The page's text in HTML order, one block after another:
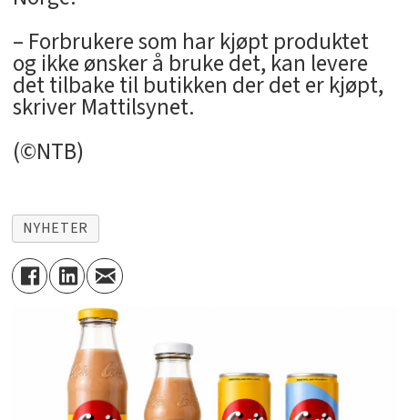
– Forbrukere som har kjøpt produktet
og ikke ønsker å bruke det, kan levere
det tilbake til butikken der det er kjøpt,
skriver Mattilsynet.
(©NTB)
NYHETER